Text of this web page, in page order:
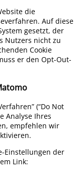
die
Auf diese
gesetzt, der
Nutzers nicht zu
Cookie
er den Opt-Out-
(“Do Not
Analyse Ihres
empfehlen wir
Einstellungen der
Link: